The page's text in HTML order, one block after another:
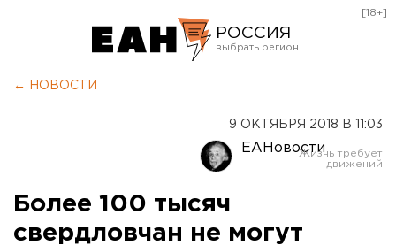
РОССИЯ
Оренбург
[18+]
← НОВОСТИ
9 ОКТЯБРЯ 2018 В 11:03
ЕАНовости
Более 100 тысяч
свердловчан не могут